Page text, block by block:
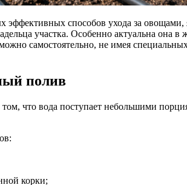
способов ухода за
участка. Особенно актуальна
самостоятельно, не имея
полив
что вода поступает небольшими
корки;